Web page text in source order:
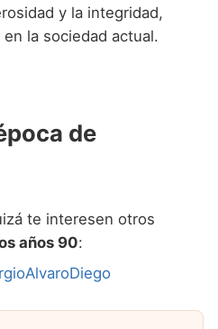
y la integridad,
la sociedad actual.
de
te interesen otros
años 90:
AlvaroDiego